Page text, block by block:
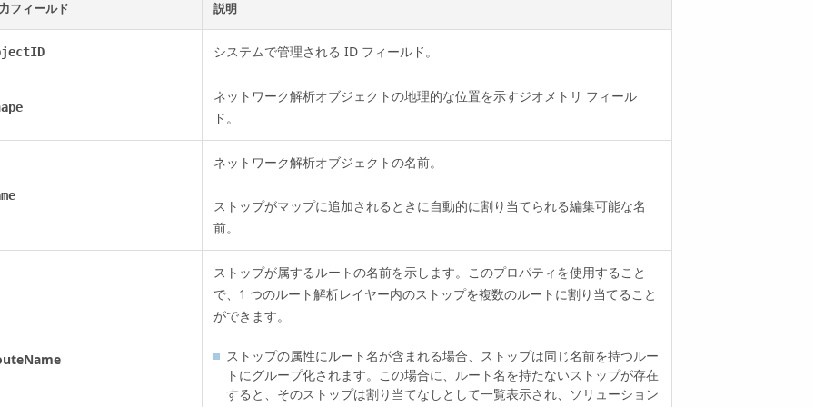
フィールド 説明
システムで管理される ID フィールド。
ネットワーク解析オブジェクトの地理的な位置を示すジオメトリ フィール
ド。
ネットワーク解析オブジェクトの名前。
ストップがマップに追加されるときに自動的に割り当てられる編集可能な名
前。
ストップが属するルートの名前を示します。このプロパティを使用すること
で、1 つのルート解析レイヤー内のストップを複数のルートに割り当てること
ができます。
ストップの属性にルート名が含まれる場合、ストップは同じ名前を持つルー
トにグループ化されます。この場合に、ルート名を持たないストップが存在
すると、そのストップは割り当てなしとして一覧表示され、ソリューション